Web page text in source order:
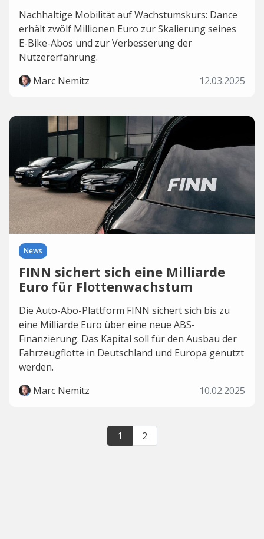
Nachhaltige Mobilität auf Wachstumskurs: Dance
erhält zwölf Millionen Euro zur Skalierung seines
E-Bike-Abos und zur Verbesserung der
Nutzererfahrung.
Marc Nemitz
12.03.2025
News
FINN sichert sich eine Milliarde
Euro für Flottenwachstum
Die Auto-Abo-Plattform FINN sichert sich bis zu
eine Milliarde Euro über eine neue ABS-
Finanzierung. Das Kapital soll für den Ausbau der
Fahrzeugflotte in Deutschland und Europa genutzt
werden.
Marc Nemitz
10.02.2025
1 2